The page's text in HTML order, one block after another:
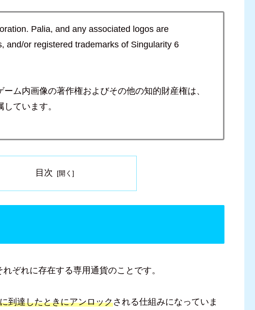
Palia, and any associated logos are
and/or registered trademarks of Singularity 6
ム内画像の著作権およびその他の知的財産権は、
ています。
目次
ぞれに存在する専用通貨のことです。
到達したときにアンロックされる仕組みになっていま